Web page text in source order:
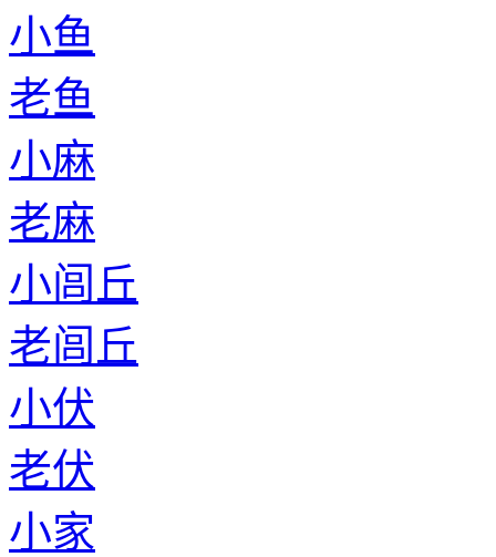
小鱼
老鱼
小麻
老麻
小闾丘
老闾丘
小伏
老伏
小家